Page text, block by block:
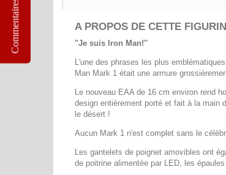
A PROPOS DE CETTE
"Je suis Iron Man!''
L'une des phrases les plus
Man Mark 1 était une armure
Le nouveau EAA de 16 cm environ rend
design entièrement porté et fait à la main
le désert !
Aucun Mark 1 n'est complet sans le
Les gantelets de poignet amovibles ont
de poitrine alimentée par LED, les
Commentaires